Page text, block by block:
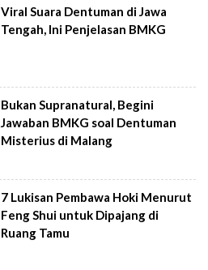
Viral Suara Dentuman di Jawa
Tengah, Ini Penjelasan BMKG
Bukan Supranatural, Begini
Jawaban BMKG soal Dentuman
Misterius di Malang
7 Lukisan Pembawa Hoki Menurut
Feng Shui untuk Dipajang di
Ruang Tamu